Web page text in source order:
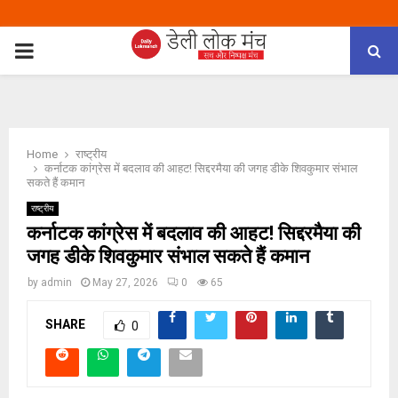
PRIMARY
Home
राष्ट्रीय
कर्नाटक कांग्रेस में बदलाव की आहट! सिद्दरमैया की जगह डीके शिवकुमार संभाल
सकते हैं कमान
राष्ट्रीय
कर्नाटक कांग्रेस में बदलाव की आहट! सिद्दरमैया की
जगह डीके शिवकुमार संभाल सकते हैं कमान
by admin May 27, 2026 0 65
SHARE 0